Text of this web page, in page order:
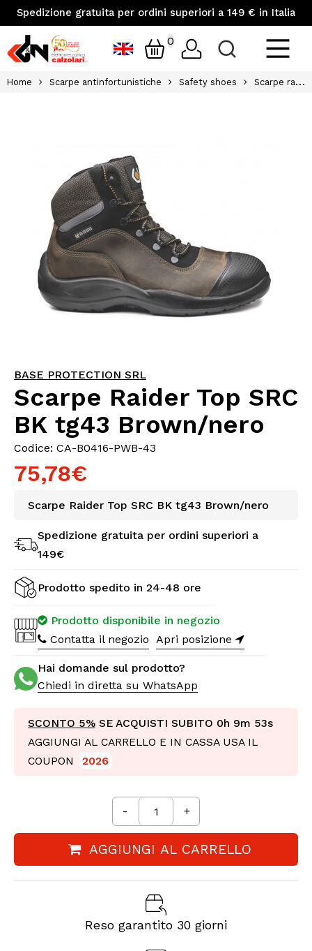
Spedizione gratuita per ordini superiori a 149 € in Italia
0
Home Scarpe antinfortunistiche Safety shoes Scarpe raider top src bk tg43 brownnero
BASE PROTECTION SRL
Scarpe Raider Top SRC
BK tg43 Brown/nero
Codice: CA-B0416-PWB-43
75,78€
Scarpe Raider Top SRC BK tg43 Brown/nero
Spedizione gratuita per ordini superiori a
149€
Prodotto spedito in 24-48 ore
Prodotto disponibile in negozio
Contatta il negozio Apri posizione
Hai domande sul prodotto?
Chiedi in diretta su WhatsApp
SCONTO 5% SE ACQUISTI SUBITO 0h 9m 51s
AGGIUNGI AL CARRELLO E IN CASSA USA IL
COUPON
2026
- +
AGGIUNGI AL CARRELLO
Reso garantito 30 giorni